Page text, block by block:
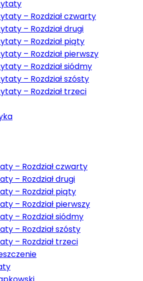
– Rozdział czwarty
– Rozdział drugi
– Rozdział piąty
– Rozdział pierwszy
– Rozdział siódmy
– Rozdział szósty
– Rozdział trzeci
– Rozdział czwarty
– Rozdział drugi
– Rozdział piąty
– Rozdział pierwszy
– Rozdział siódmy
– Rozdział szósty
– Rozdział trzeci